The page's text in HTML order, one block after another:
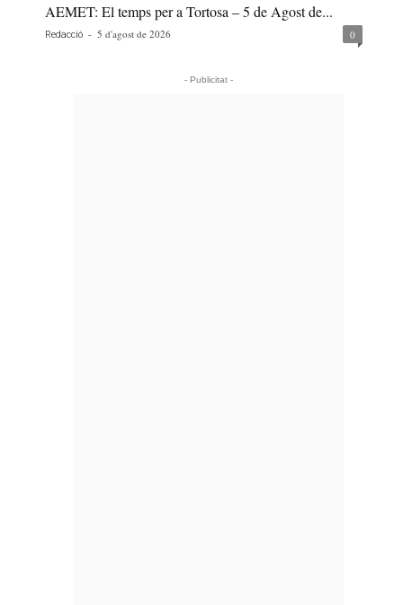
AEMET: El temps per a Tortosa – 5 de Agost de...
Redacció - 5 d'agost de 2026 0
- Publicitat -